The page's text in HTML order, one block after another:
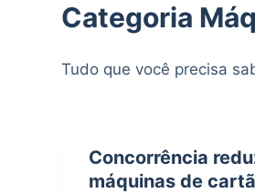
Categoria
Tudo que você precisa
Concorrência
máquinas de